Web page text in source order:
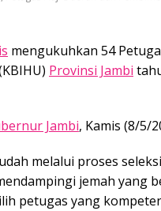
mengukuhkan 54
Provinsi Jambi
Jambi, Kamis (8/5/
melalui proses
jemah yang
petugas yang